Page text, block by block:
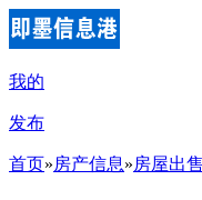
我的
发布
首页»房产信息»房屋出售